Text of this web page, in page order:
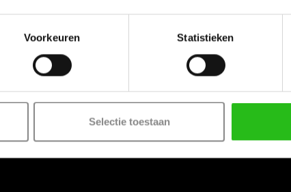
Voorkeuren Statistieken
Selectie toestaan